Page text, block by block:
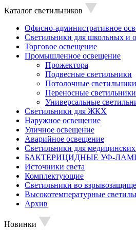
Каталог светильников
Офисно-административное
Светильники для школьных и
Торговое освещение
Промышленное освещение
Прожектора
Подвесные светильники
Потолочные светильники
Переносные светильники
Универсальные
Светильники для ЖКХ
Наружное освещение
Уличное освещение
Аварийное освещение
Светильники для
БАКТЕРИЦИДНЫЕ УФ-
Источники света
Комплектующие
Светильники во
Высокотемпературные
Архив
Новинки